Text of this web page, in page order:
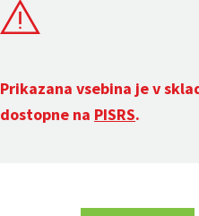
Prikazana vsebina je v
dostopne na PISRS.